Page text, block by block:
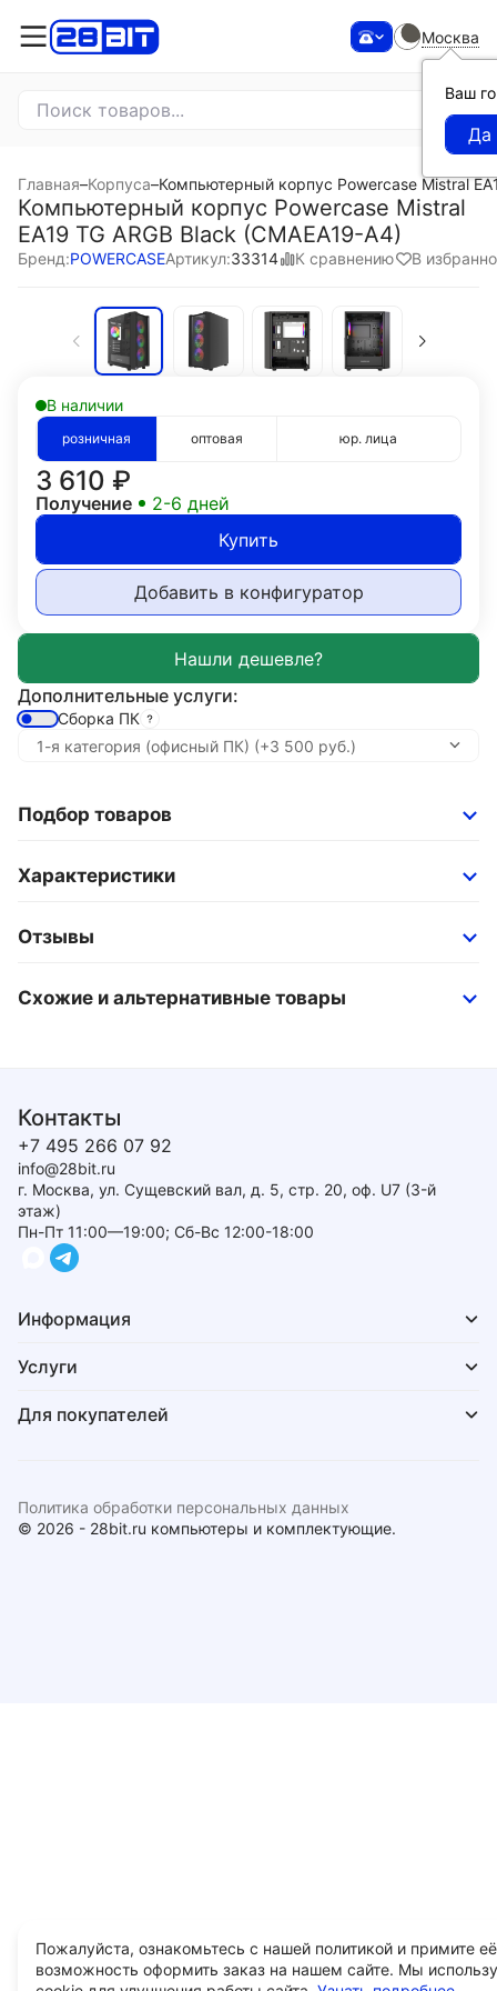
Москва
Ваш
Главная–Корпуса–Компьютерный корпус Powercase Mistral
Компьютерный корпус Powercase Mistral
EA19 TG ARGB Black (CMAEA19-A4)
Бренд:POWERCASEАртикул:33314 К сравнению В
В наличии
розничная оптовая юр. лица
3 610 ₽
Получение
2-6 дней
Купить
Добавить в конфигуратор
Дополнительные услуги:
Сборка ПК
Подбор товаров
Характеристики
Отзывы
Схожие и альтернативные товары
Контакты
+7 495 266 07 92
info@28bit.ru
г. Москва, ул. Сущевский вал, д. 5, стр. 20, оф. U7 (3-й
этаж)
Пн-Пт 11:00—19:00; Сб-Вс 12:00-18:00
Информация
Услуги
Для покупателей
© 2026 - 28bit.ru компьютеры и комплектующие.
Политика обработки персональных данных
Пожалуйста, ознакомьтесь с нашей политикой и примите
возможность оформить заказ на нашем сайте. Мы